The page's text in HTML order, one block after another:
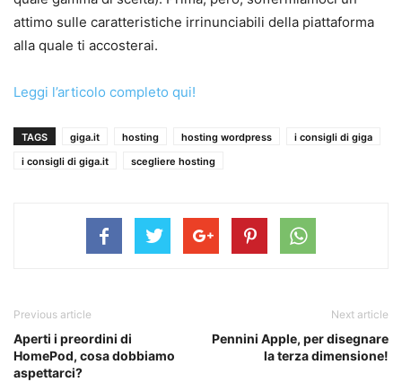
attimo sulle caratteristiche irrinunciabili della piattaforma
alla quale ti accosterai.
Leggi l’articolo completo qui!
TAGS giga.it hosting hosting wordpress
i consigli di giga
i consigli di giga.it
scegliere hosting
Previous article
Aperti i preordini di
HomePod, cosa dobbiamo
aspettarci?
Next article
Pennini Apple, per disegnare
la terza dimensione!